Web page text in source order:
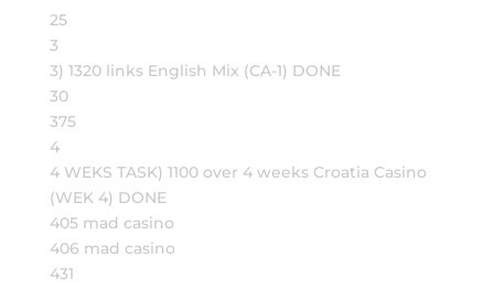
25
3
3) 1320 links English Mix (CA-1) DONE
30
375
4
4 WEKS TASK) 1100 over 4 weeks Croatia Casino
(WEK 4) DONE
405 mad casino
406 mad casino
431